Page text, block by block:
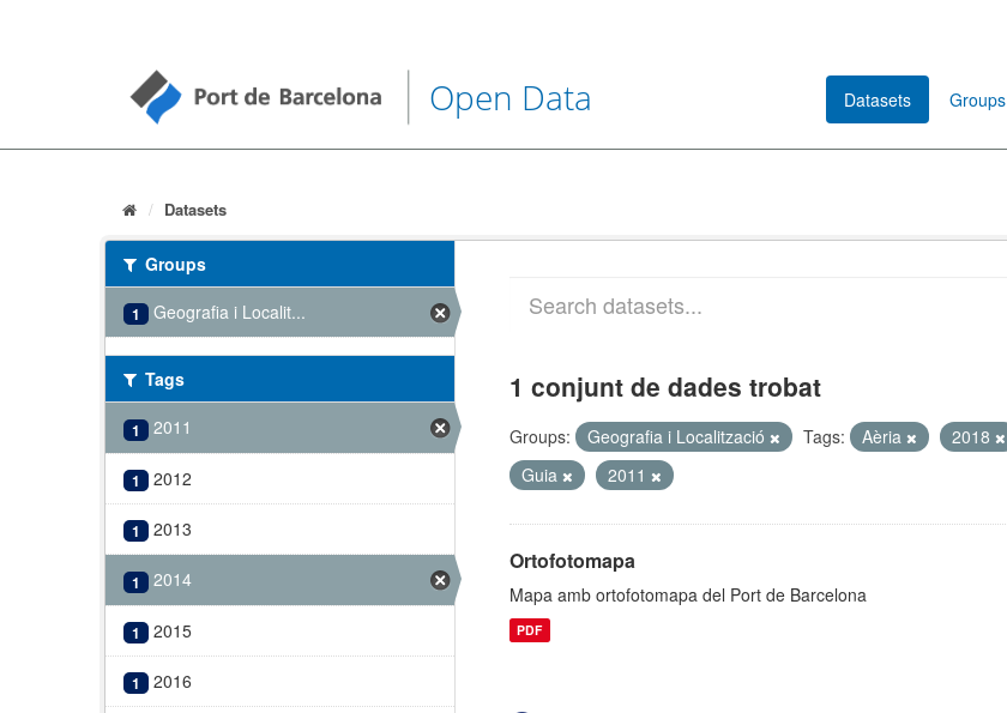
Open Data Datasets Groups
Datasets
Groups
1 Geografia i Localit...
Tags
1 2011
1 2012
1 2013
1 2014
1 2015
1 2016
1 conjunt de dades trobat
Groups: Geografia i Localització Tags: Aèria 2018
Guia
2011
Ortofotomapa
Mapa amb ortofotomapa del Port de Barcelona
PDF